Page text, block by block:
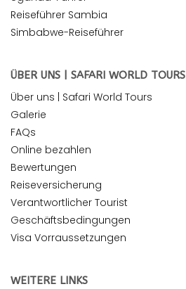
Reiseführer Sambia
Simbabwe-Reiseführer
ÜBER UNS | SAFARI WORLD TOURS
Über uns | Safari World Tours
Galerie
FAQs
Online bezahlen
Bewertungen
Reiseversicherung
Verantwortlicher Tourist
Geschäftsbedingungen
Visa Vorraussetzungen
WEITERE LINKS